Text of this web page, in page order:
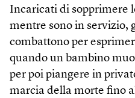
Incaricati di sopprimere
mentre sono in servizio,
combattono per
quando un bambino
per poi piangere in
marcia della morte fino